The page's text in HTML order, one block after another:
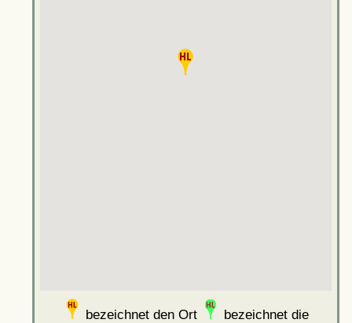
bezeichnet den Ort
bezeichnet die